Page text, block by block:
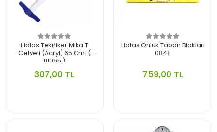
Hatas Tekniker Mika T
Cetveli (Acryl) 65 Cm. (
01065 )
307,00 TL
Hatas Onluk Taban Blokları
0848
759,00 TL